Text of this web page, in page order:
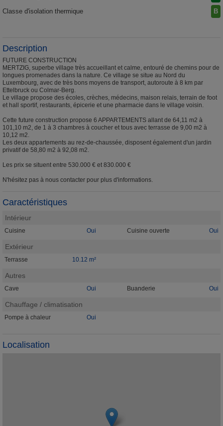
Classe d'isolation thermique B
Description
FUTURE CONSTRUCTION
MERTZIG, superbe village très accueillant et calme, entouré de chemins pour de
longues promenades dans la nature. Ce village se situe au Nord du
Luxembourg, avec de très bons moyens de transport, autoroute à 8 km par
Ettelbruck ou Colmar-Berg.
Le village propose des écoles, crèches, médecins, maison relais, terrain de foot
et hall sportif, restaurants, épicerie et une pharmacie dans le village voisin.
Cette future construction propose 6 APPARTEMENTS allant de 64,11 m2 à
101,10 m2, de 1 à 3 chambres à coucher et tous avec terrasse de 9,00 m2 à
10,12 m2.
Les deux appartements au rez-de-chaussée, disposent également d'un jardin
privatif de 58,80 m2 à 92,08 m2.
Les prix se situent entre 530.000 € et 830.000 €
N'hésitez pas à nous contacter pour plus d'informations.
Caractéristiques
Intérieur
Cuisine Oui Cuisine ouverte Oui
Extérieur
Terrasse 10.12 m²
Autres
Cave Oui Buanderie Oui
Chauffage / climatisation
Pompe à chaleur Oui
Localisation